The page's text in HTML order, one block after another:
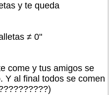
y te queda
≠ 0"
come y tus amigos se
Y al final todos se comen